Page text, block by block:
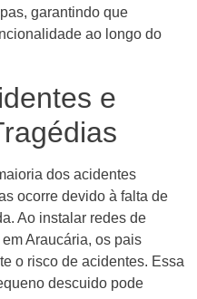
garantindo que
ao longo do
e
dos acidentes
ocorre devido à falta de
Ao instalar redes de
Araucária, os pais
o risco de acidentes. Essa
descuido pode